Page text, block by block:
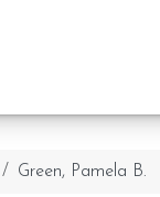
Green, Pamela B.